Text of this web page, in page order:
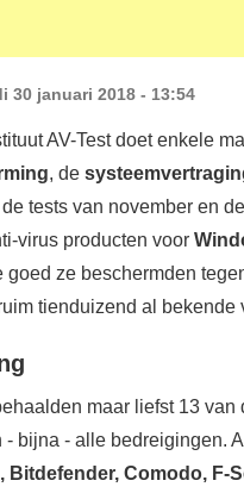
30 januari 2018 - 13:54
AV-Test doet enkele
, de
tests van november en
virus producten voor
goed ze beschermden
tienduizend al bekende
maar liefst 13
- bijna - alle bedreigingen.
Bitdefender, Comodo, F-